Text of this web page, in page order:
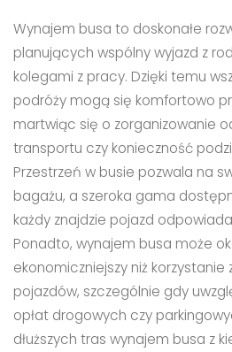
Wynajem busa to doskonałe
planujących wspólny wyjazd z
kolegami z pracy. Dzięki temu
podróży mogą się komfortowo
martwiąc się o zorganizowanie
transportu czy konieczność
Przestrzeń w busie pozwala na
bagażu, a szeroka gama
każdy znajdzie pojazd
Ponadto, wynajem busa może
ekonomiczniejszy niż korzystanie
pojazdów, szczególnie gdy
opłat drogowych czy
dłuższych tras wynajem busa z